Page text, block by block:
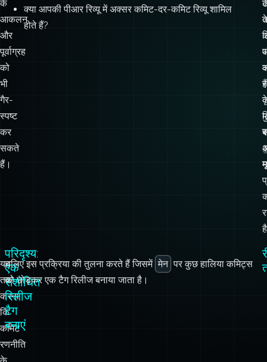
को
भी
गैर-
स्पष्ट
कर
सकते
हैं।
कि
कमिट
रणनीति
के
आसपास
कितने
अलग-
टैग
बनाएं